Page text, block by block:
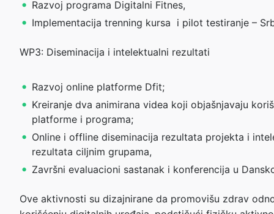
Razvoj programa Digitalni Fitnes,
Implementacija trenning kursa i pilot testiranje –
WP3: Diseminacija i intelektualni rezultati
Razvoj online platforme Dfit;
Kreiranje dva animirana videa koji objašnjavaju
platforme i programa;
Online i offline diseminacija rezultata projekta i
rezultata ciljnim grupama,
Završni evaluacioni sastanak i konferencija u
Ove aktivnosti su dizajnirane da promovišu zdrav